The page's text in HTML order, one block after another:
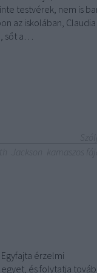
testvérek, nem is
az iskolában, Claudia
sőt a…
érzelmi
és folytatja